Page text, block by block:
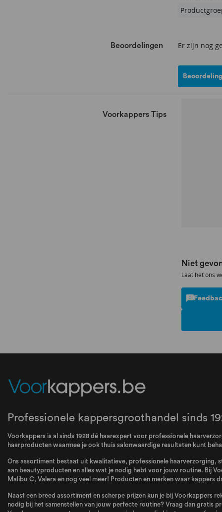
Beoordelingen Er zijn nog
Voorkappers Tips
Niet
Laat het ons
Professionele kappersgroothandel sinds
Voorkappers is al sinds 1928 dé haarexpert voor professionele
haarproducten waarmee je ook thuis salonwaardige resultaten kunt
Ons assortiment bestaat uit kwalitatieve, professionele haarverzorging,
aan beautyproducten en alles wat je nodig hebt voor jouw routine. Bij
Malibu C, Valera en nog veel meer! Producten en merken waar kappers
Naast een breed assortiment en scherpe prijzen kun je bij Voorkappers
nodig bij het samenstellen van jouw perfecte routine? Vraag dan gratis